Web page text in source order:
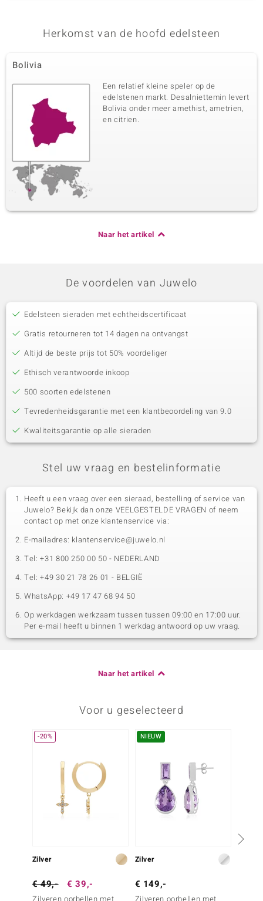
Herkomst van de hoofd edelsteen
Bolivia
Een relatief kleine speler op de
edelstenen markt. Desalniettemin levert
Bolivia onder meer amethist, ametrien,
en citrien.
Naar het artikel
De voordelen van Juwelo
Edelsteen sieraden met echtheidscertificaat
Gratis retourneren tot 14 dagen na ontvangst
Altijd de beste prijs tot 50% voordeliger
Ethisch verantwoorde inkoop
500 soorten edelstenen
Tevredenheidsgarantie met een klantbeoordeling van 9.0
Kwaliteitsgarantie op alle sieraden
Stel uw vraag en bestelinformatie
Heeft u een vraag over een sieraad, bestelling of service van
Juwelo? Bekijk dan onze VEELGESTELDE VRAGEN of neem
contact op met onze klantenservice via:
E-mailadres: klantenservice@juwelo.nl
Tel: +31 800 250 00 50 - NEDERLAND
Tel: +49 30 21 78 26 01 - BELGIË
WhatsApp: +49 17 47 68 94 50
Op werkdagen werkzaam tussen tussen 09:00 en 17:00 uur.
Per e-mail heeft u binnen 1 werkdag antwoord op uw vraag.
Naar het artikel
Voor u geselecteerd
-20%
Zilver
€ 49,- € 39,-
NIEUW
Zilver
€ 149,-